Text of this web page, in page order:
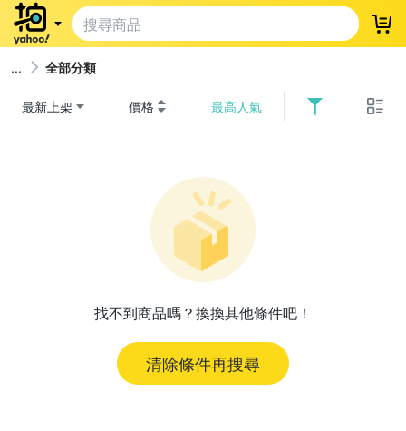
登
全部分類
最新上架 價格 最高人氣
找不到商品嗎？換換其他條件吧！
清除條件再搜尋